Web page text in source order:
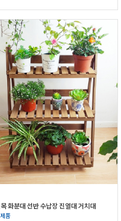
화분대 선반 수납장 진열대 거치대
품